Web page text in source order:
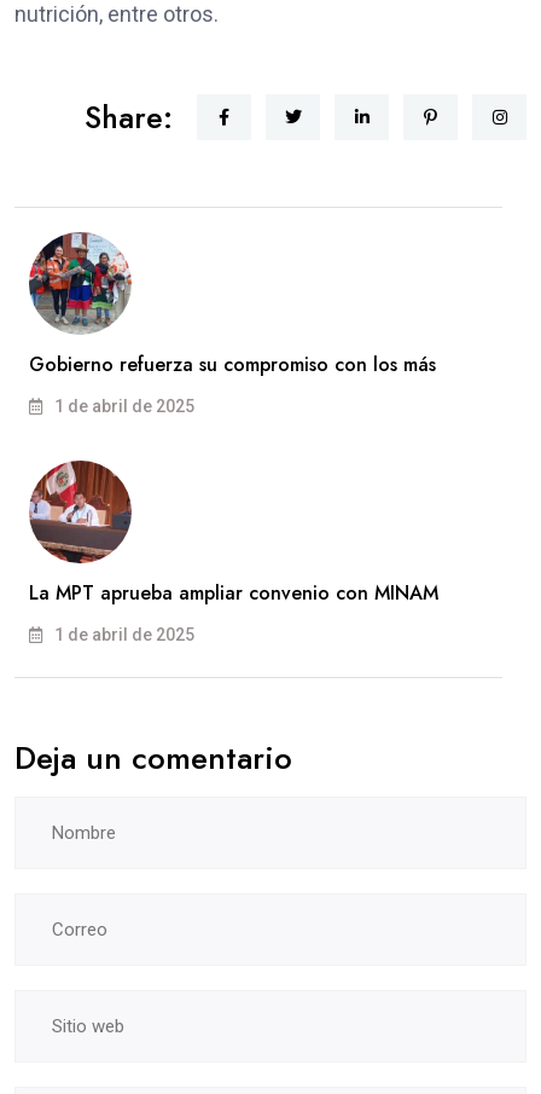
nutrición, entre otros.
Share:
Gobierno refuerza su compromiso con los más
1 de abril de 2025
La MPT aprueba ampliar convenio con MINAM
1 de abril de 2025
Deja un comentario